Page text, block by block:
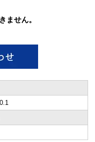
ません。